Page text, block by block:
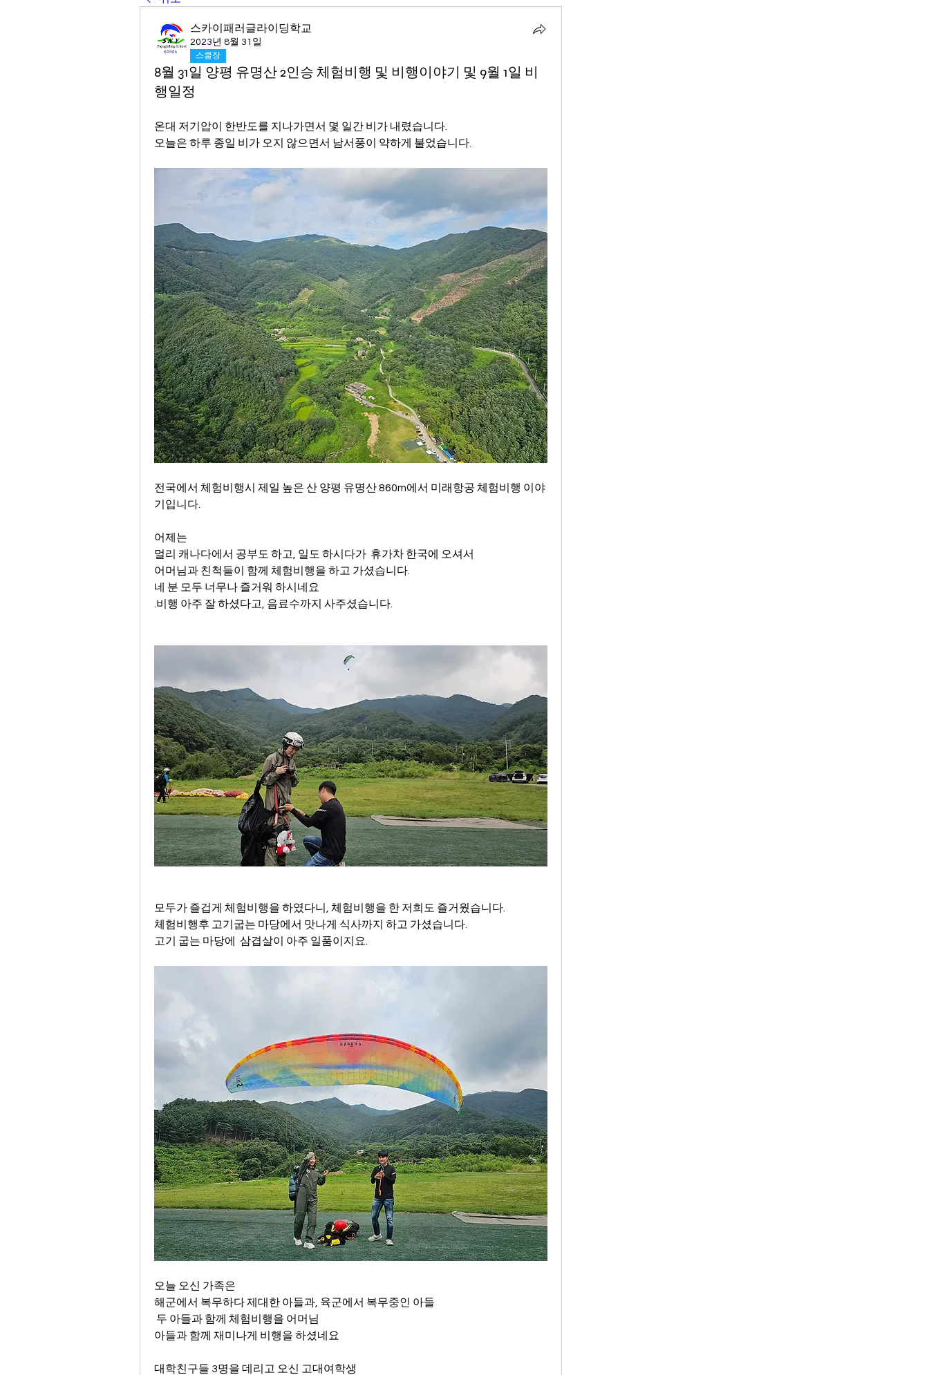
스카이패러글라이딩학교
2023년 8월 31일
스쿨장
8월 31일 양평 유명산 2인승 체험비행 및 비행이야기 및 9월 1일 비
행일정
온대 저기압이 한반도를 지나가면서 몇 일간 비가 내렸습니다.
오늘은 하루 종일 비가 오지 않으면서 남서풍이 약하게 불었습니다.
전국에서 체험비행시 제일 높은 산 양평 유명산 860m에서 미래항공 체험비행 이야
기입니다.
어제는
멀리 캐나다에서 공부도 하고, 일도 하시다가  휴가차 한국에 오셔서
어머님과 친척들이 함께 체험비행을 하고 가셨습니다.
네 분 모두 너무나 즐거워 하시네요
.비행 아주 잘 하셨다고, 음료수까지 사주셨습니다.
모두가 즐겁게 체험비행을 하였다니, 체험비행을 한 저희도 즐거웠습니다.
체험비행후 고기굽는 마당에서 맛나게 식사까지 하고 가셨습니다.
고기 굽는 마당에  삼겹살이 아주 일품이지요.
오늘 오신 가족은
해군에서 복무하다 제대한 아들과, 육군에서 복무중인 아들
두 아들과 함께 체험비행을 어머님
아들과 함께 재미나게 비행을 하셨네요
대학친구들 3명을 데리고 오신 고대여학생